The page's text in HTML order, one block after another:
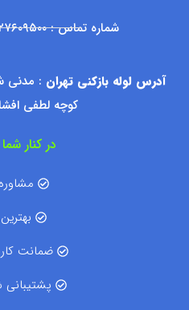
شماره تماس : ۰۹۱۲۷۶۰۹۵۰۰ آقای بهروز رجبی
آدرس لوله بازکنی تهران : مدنی
کوچه لطفی
در کنار
ضمانت
پشتیبانی